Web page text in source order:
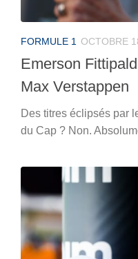
FORMULE 1 OCTOBRE
Emerson
Max Verstappen
Des titres éclipsés par
du Cap ? Non.